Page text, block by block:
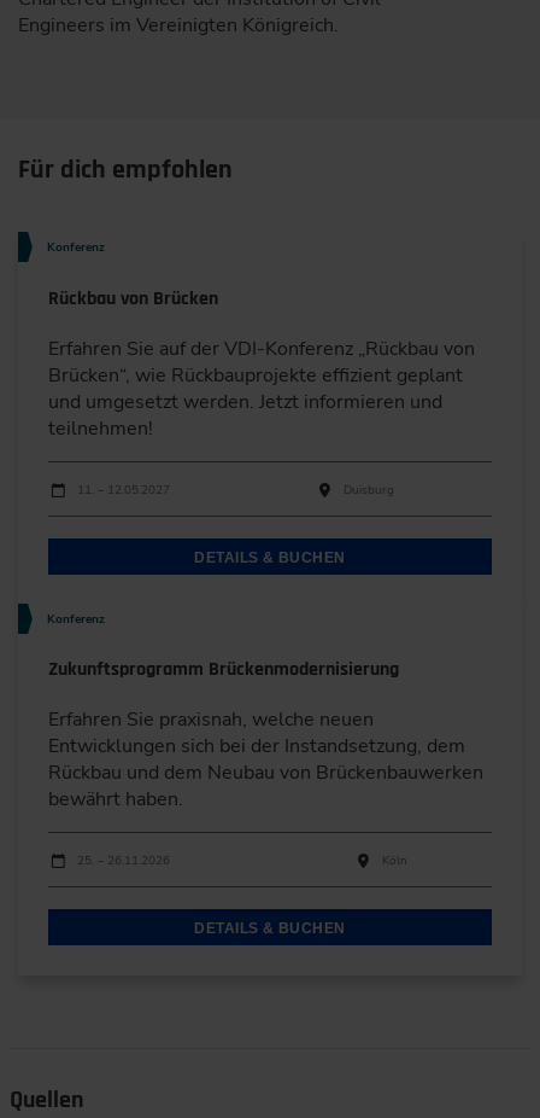
Engineers im Vereinigten Königreich.
Für dich empfohlen
Konferenz
Rückbau von Brücken
Erfahren Sie auf der VDI-Konferenz „Rückbau von
Brücken“, wie Rückbauprojekte effizient geplant
und umgesetzt werden. Jetzt informieren und
teilnehmen!
Durchführungen
Veranstaltungsdatum
11. – 12.05.2027 Duisburg
DETAILS & BUCHEN
Konferenz
Zukunftsprogramm Brückenmodernisierung
Erfahren Sie praxisnah, welche neuen
Entwicklungen sich bei der Instandsetzung, dem
Rückbau und dem Neubau von Brückenbauwerken
bewährt haben.
Durchführungen
Veranstaltungsdatum
25. – 26.11.2026 Köln
DETAILS & BUCHEN
Quellen